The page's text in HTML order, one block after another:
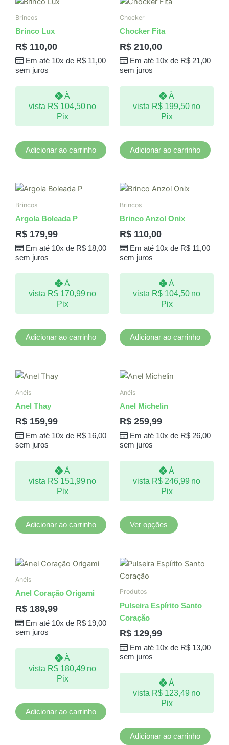
Brincos
Brinco Lux
R$ 110,00
Em até 10x de R$11,00
sem juros
À
vista R$104,50 no
Pix
Adicionar ao carrinho
Chocker
Chocker Fita
R$ 210,00
Em até 10x de R$21,00
sem juros
À
vista R$199,50 no
Pix
Adicionar ao carrinho
Brincos
Argola Boleada P
R$ 179,99
Em até 10x de R$18,00
sem juros
À
vista R$170,99 no
Pix
Adicionar ao carrinho
Brincos
Brinco Anzol Onix
R$ 110,00
Em até 10x de R$11,00
sem juros
À
vista R$104,50 no
Pix
Adicionar ao carrinho
Anéis
Anel Thay
R$ 159,99
Em até 10x de R$16,00
sem juros
À
vista R$151,99 no
Pix
Adicionar ao carrinho
Anéis
Anel Michelin
R$ 259,99
Em até 10x de R$26,00
sem juros
À
vista R$246,99 no
Pix
Ver opções
As
podem
escolhidas
do
Anéis
Anel Coração Origami
R$ 189,99
Em até 10x de R$19,00
sem juros
À
vista R$180,49 no
Pix
Adicionar ao carrinho
Produtos
Pulseira Espírito Santo
Coração
R$ 129,99
Em até 10x de R$13,00
sem juros
À
vista R$123,49 no
Pix
Adicionar ao carrinho